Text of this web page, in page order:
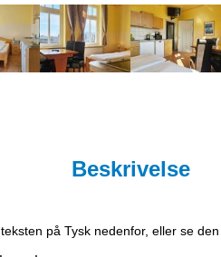
Beskrivelse
på Tysk nedenfor, eller se